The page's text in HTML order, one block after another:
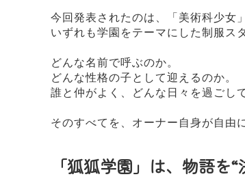
今回発表されたのは、「美術科少女
いずれも学園をテーマにした制服ス
どんな名前で呼ぶのか。
どんな性格の子として迎えるのか。
誰と仲がよく、どんな日々を過ごし
そのすべてを、オーナー自身が自由
「狐狐学園」は、物語を